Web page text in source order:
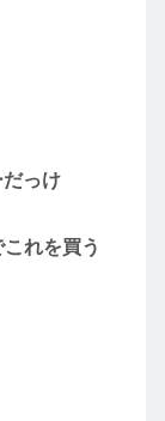
っけ
れを買う